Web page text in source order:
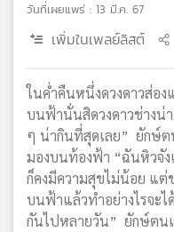
เอส
แผนที่
วิทยุ
เครือ
ข่าย
วันที่เผยแพร่ : 13 มี.ค. 67
เพิ่มในเพลย์ลิสต์
ในค่ำคืนหนึ่งดวงดาวส่อง
บนฟ้านั่นสิดวงดาวช่างน่
ๆ น่ากินที่สุดเลย” ยักษ์
มองบนท้องฟ้า “ฉันหิวจั
ก็คงมีความสุขไม่น้อย แต่
บนฟ้าแล้วทำอย่างไรจะ
กันไปหลายวัน” ยักษ์ตน